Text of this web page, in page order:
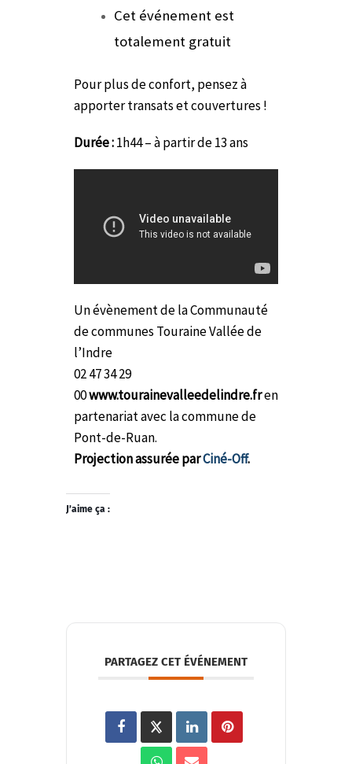
Cet événement est
totalement gratuit
Pour plus de confort, pensez à
apporter transats et couvertures !
Durée :1h44 – à partir de 13 ans
Un évènement de la Communauté
de communes Touraine Vallée de
l’Indre
02 47 34 29
00www.tourainevalleedelindre.fren
partenariat avec la commune de
Pont-de-Ruan.
Projection assurée parCiné-Off.
J’aime ça :
PARTAGEZ CET ÉVÉNEMENT